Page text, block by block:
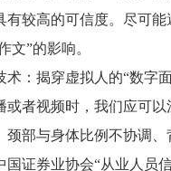
有较高的可信度。尽可
文”的影响。
术：揭穿虚拟人的“数字
或者视频时，我们应可
颈部与身体比例不协调
证券业协会“从业人员